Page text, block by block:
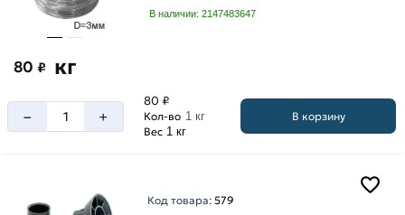
В наличии: 2147483647
80 ₽ кг
– +
80 ₽
Кол-во 1 кг
Вес 1 кг
В корзину
Код товара:579